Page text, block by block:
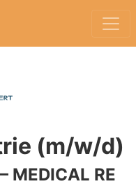
(m/w/d)
MEDICAL RE